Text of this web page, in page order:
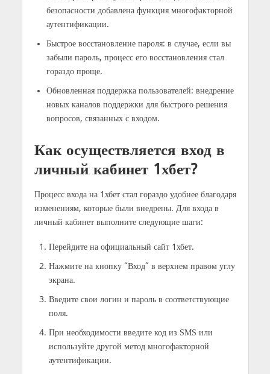
безопасности добавлена функция многофакторной
аутентификации.
Быстрое восстановление пароля: в случае, если вы
забыли пароль, процесс его восстановления стал
гораздо проще.
Обновленная поддержка пользователей: внедрение
новых каналов поддержки для быстрого решения
вопросов, связанных с входом.
Как осуществляется вход в
личный кабинет 1хбет?
Процесс входа на 1хбет стал гораздо удобнее благодаря
изменениям, которые были внедрены. Для входа в
личный кабинет выполните следующие шаги:
Перейдите на официальный сайт 1хбет.
Нажмите на кнопку “Вход” в верхнем правом углу
экрана.
Введите свои логин и пароль в соответствующие
поля.
При необходимости введите код из SMS или
используйте другой метод многофакторной
аутентификации.